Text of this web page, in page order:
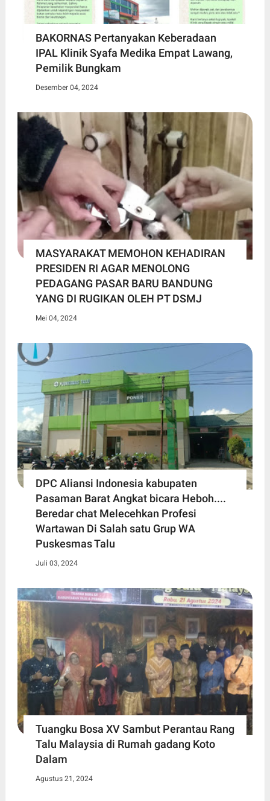
BAKORNAS Pertanyakan Keberadaan
IPAL Klinik Syafa Medika Empat Lawang,
Pemilik Bungkam
Desember 04, 2024
MASYARAKAT MEMOHON KEHADIRAN
PRESIDEN RI AGAR MENOLONG
PEDAGANG PASAR BARU BANDUNG
YANG DI RUGIKAN OLEH PT DSMJ
Mei 04, 2024
DPC Aliansi Indonesia kabupaten
Pasaman Barat Angkat bicara Heboh....
Beredar chat Melecehkan Profesi
Wartawan Di Salah satu Grup WA
Puskesmas Talu
Juli 03, 2024
Tuangku Bosa XV Sambut Perantau Rang
Talu Malaysia di Rumah gadang Koto
Dalam
Agustus 21, 2024